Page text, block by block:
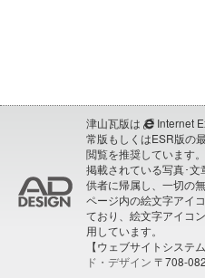
津山瓦版は Internet
常版もしくはESR版の最
閲覧を推奨しています。
掲載されている写真･
供者に帰属し、一切の
ページ内の絵文字アイコ
ており、絵文字アイコ
用しています。
【ウェブサイトシステ
ド・デザイン 〒708-